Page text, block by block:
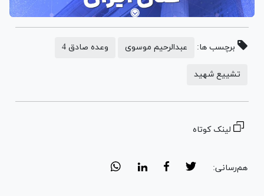
برچسب ها: عبدالرحیم موسوی وعده صادق 4
تشییع شهید
لینک کوتاه
هم‌رسانی: